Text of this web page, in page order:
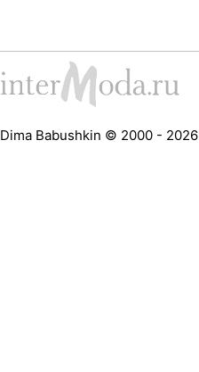
Dima Babushkin © 2000 - 2026